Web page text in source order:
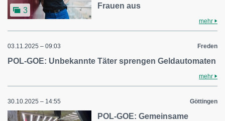
3
Frauen aus
mehr
03.11.2025 – 09:03 Freden
POL-GOE: Unbekannte Täter sprengen Geldautomaten
mehr
30.10.2025 – 14:55 Göttingen
POL-GOE: Gemeinsame